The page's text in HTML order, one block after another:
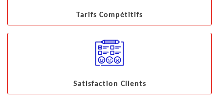
Tarifs Compétitifs
Satisfaction Clients